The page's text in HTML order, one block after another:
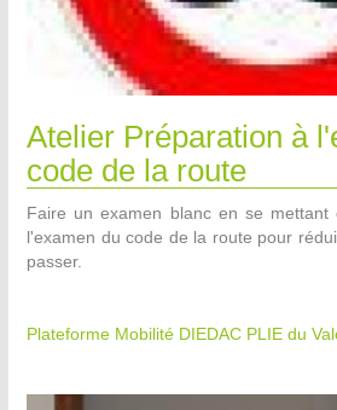
Atelier Préparation à
code de la route
Faire un examen blanc en se mettant
l'examen du code de la route pour
passer.
Plateforme Mobilité DIEDAC PLIE du